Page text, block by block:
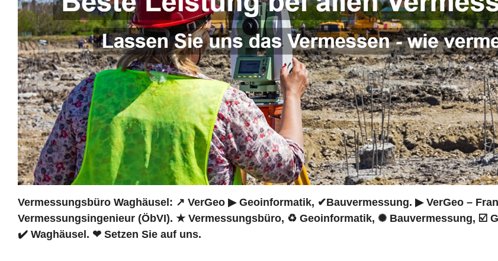
Vermessungsbüro Waghäusel: ↗️ VerGeo ▶︎ Geoinformatik, ✔Bauvermessung. ▶︎ VerGeo –
Vermessungsingenieur (ÖbVI). ★ Vermessungsbüro, ♻ Geoinformatik, ✺ Bauvermessung, ☑️
✔️ Waghäusel. ❤ Setzen Sie auf uns.